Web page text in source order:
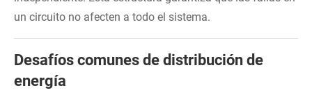
un circuito no afecten a todo el sistema.
Desafíos comunes de distribución de
energía